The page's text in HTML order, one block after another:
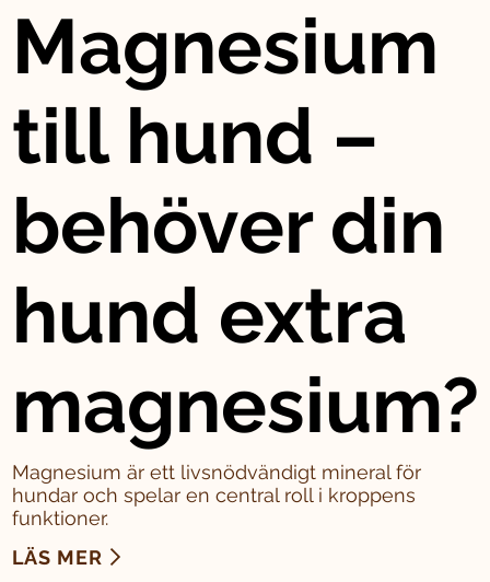
Magnesium
till hund –
behöver din
hund extra
magnesium?
Magnesium är ett livsnödvändigt mineral för
hundar och spelar en central roll i kroppens
funktioner.
LÄS MER